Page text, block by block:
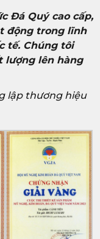
Đá Quý cao cấp,
động trong lĩnh
tế. Chúng tôi
lượng lên hàng
lập thương hiệu